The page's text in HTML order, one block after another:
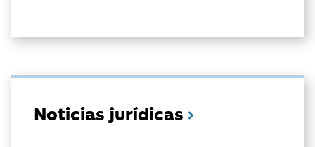
Noticias jurídicas